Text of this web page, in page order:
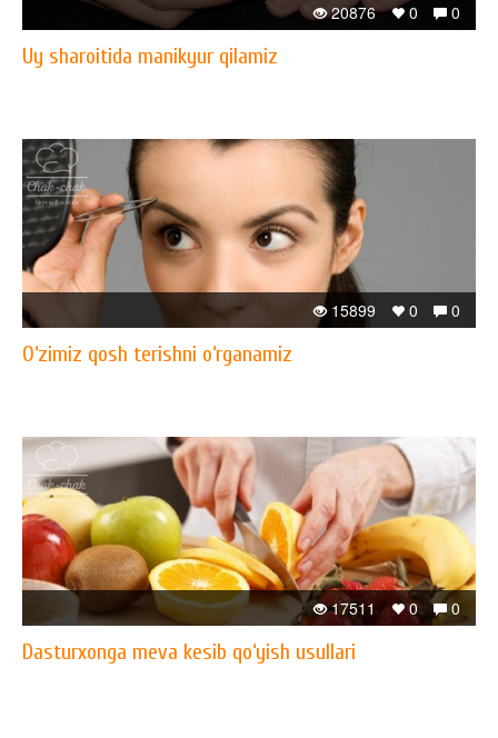
0
0
20876
Uy sharoitida manikyur qilamiz
0
0
15899
O‘zimiz qosh terishni o‘rganamiz
0
0
17511
Dasturxonga meva kesib qo‘yish usullari